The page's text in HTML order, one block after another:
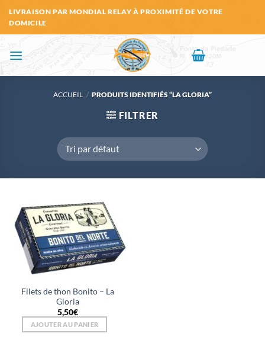
Passer
au
contenu
LIVRAISON PAR MONDIAL RELAY À PROXIMITÉ DE VOTRE
DOMICILE
ACCUEIL / PRODUITS IDENTIFIÉS “LA GLORIA”
FILTRER
Filets de thon Bonito – La
Gloria
5,50€
AJOUTER AU PANIER